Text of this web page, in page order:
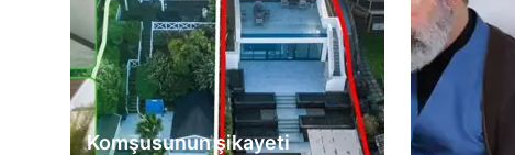
Komşusunun şikayeti